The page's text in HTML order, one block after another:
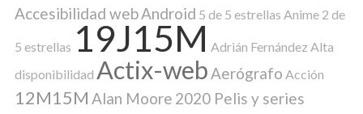
Accesibilidad webAndroid 5 de 5 estrellas Anime 2 de
5 estrellas 19J15M Adrián Fernández Alta
disponibilidad Actix-webAerógrafo Acción
12M15M Alan Moore 2020 Pelis y series